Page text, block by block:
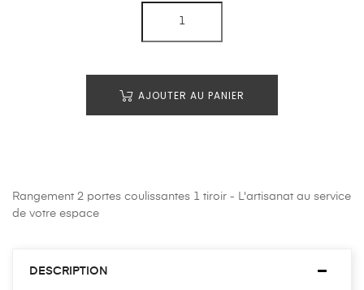
AJOUTER AU PANIER
Rangement 2 portes coulissantes 1 tiroir - L'artisanat au service
de votre espace
DESCRIPTION